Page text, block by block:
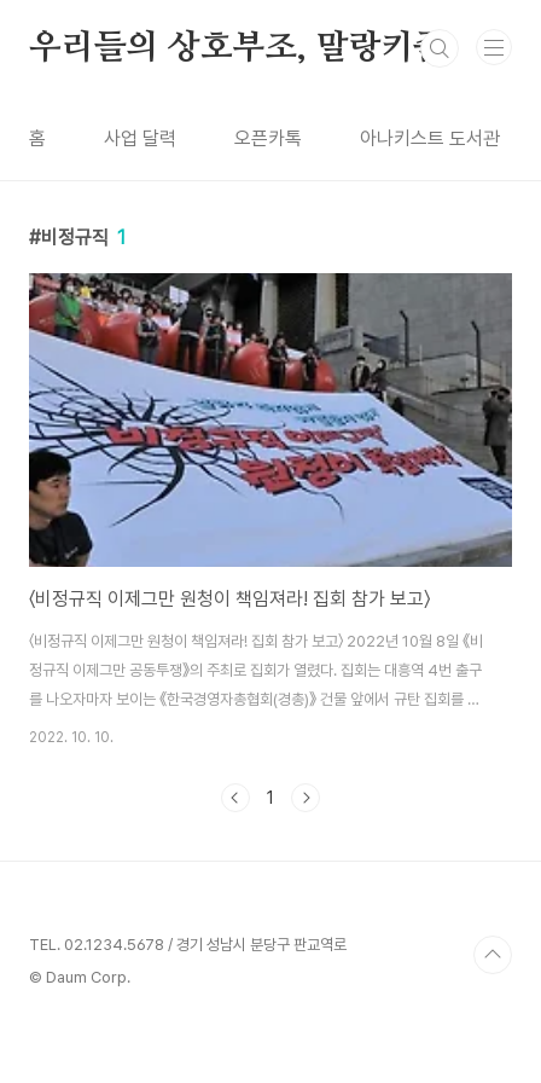
우리들의 상호부조, 말랑키즘
홈 사업 달력 오픈카톡 아나키스트 도서관
비정규직 1
〈비정규직 이제그만 원청이 책임져라! 집회 참가 보고〉
〈비정규직 이제그만 원청이 책임져라! 집회 참가 보고〉 2022년 10월 8일 《비
정규직 이제그만 공동투쟁》의 주최로 집회가 열렸다. 집회는 대흥역 4번 출구
를 나오자마자 보이는 《한국경영자총협회(경총)》 건물 앞에서 규탄 집회를 가
진 후 광화문 광장까지 행진하는 방식으로 진행되었고, 《‘우리들의 상호부조’,
간, 고용의 지속성 등을 보장받지 못하는 고용 형태이다. 딱딱해 보이는 이 말을
2022. 10. 10.
1
TEL. 02.1234.5678 / 경기 성남시 분당구 판교역로
© Daum Corp.